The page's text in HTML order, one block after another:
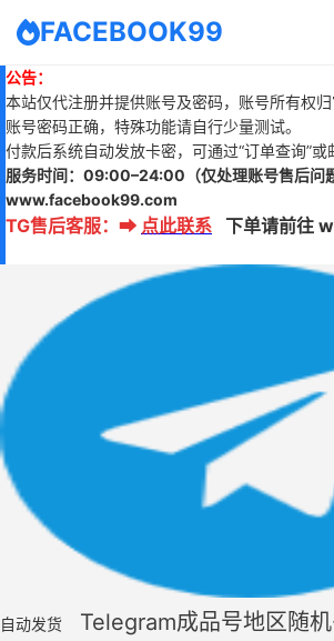
FACEBOOK99
公告：
本站仅代注册并提供账号及密码，账号所有权
账号密码正确，特殊功能请自行少量测试。
付款后系统自动发放卡密，可通过“订单查询”或
服务时间： 09:00–24:00 （仅处理账号售后问
www.facebook99.com
TG售后客服： ➡ 点此联系 下单请前往
自动发货
Telegram成品号地区随